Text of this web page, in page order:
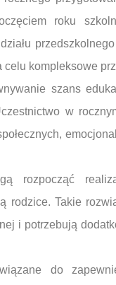
roku
kompleksowe
szans
w
rozpocząć
rodzice. Takie
i potrzebują
do